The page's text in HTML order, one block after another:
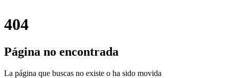
404
Página no encontrada
La página que buscas no existe o ha sido movida